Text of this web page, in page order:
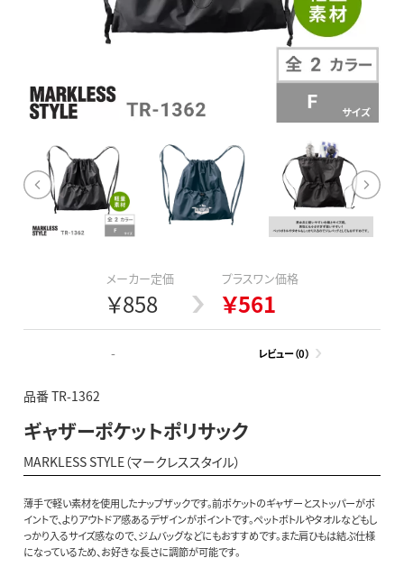
メーカー定価
￥858
プラスワン価格
￥561
- レビュー（0）
品番 TR-1362
ギャザーポケットポリサック
MARKLESS STYLE（マークレススタイル）
薄手で軽い素材を使用したナップザックです。前ポケットのギャザーとストッパーがポ
イントで、よりアウトドア感あるデザインがポイントです。ペットボトルやタオルなどもし
っかり入るサイズ感なので、ジムバッグなどにもおすすめです。また肩ひもは結ぶ仕様
になっているため、お好きな長さに調節が可能です。